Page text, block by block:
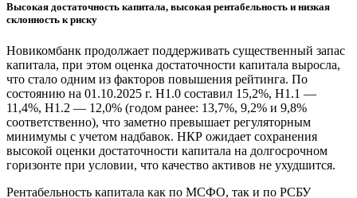
Высокая достаточность капитала, высокая рентабельность и низкая
склонность к риску
Новикомбанк продолжает поддерживать существенный запас
капитала, при этом оценка достаточности капитала выросла,
что стало одним из факторов повышения рейтинга. По
состоянию на 01.10.2025 г. Н1.0 составил 15,2%, Н1.1 —
11,4%, Н1.2 — 12,0% (годом ранее: 13,7%, 9,2% и 9,8%
соответственно), что заметно превышает регуляторным
минимумы с учетом надбавок. НКР ожидает сохранения
высокой оценки достаточности капитала на долгосрочном
горизонте при условии, что качество активов не ухудшится.
Рентабельность капитала как по МСФО, так и по РСБУ